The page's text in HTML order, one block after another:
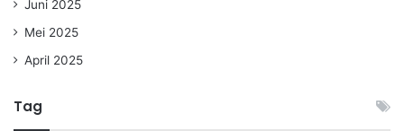
Juni 2025
Mei 2025
April 2025
Tag